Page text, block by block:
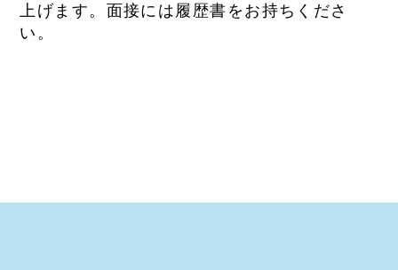
上げます。面接には履歴書をお持ちくださ
い。